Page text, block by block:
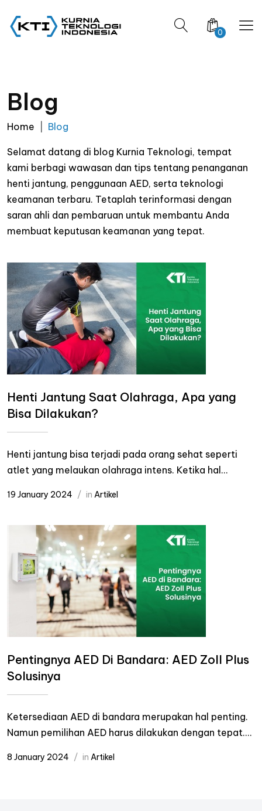
0
Blog
Home Blog
Selamat datang di blog Kurnia Teknologi, tempat
kami berbagi wawasan dan tips tentang penanganan
henti jantung, penggunaan AED, serta teknologi
keamanan terbaru. Tetaplah terinformasi dengan
saran ahli dan pembaruan untuk membantu Anda
membuat keputusan keamanan yang tepat.
Henti Jantung Saat Olahraga, Apa yang
Bisa Dilakukan?
Henti jantung bisa terjadi pada orang sehat seperti
atlet yang melaukan olahraga intens. Ketika hal...
19 January 2024 in Artikel
Pentingnya AED Di Bandara: AED Zoll Plus
Solusinya
Ketersediaan AED di bandara merupakan hal penting.
Namun pemilihan AED harus dilakukan dengan tepat....
8 January 2024 in Artikel